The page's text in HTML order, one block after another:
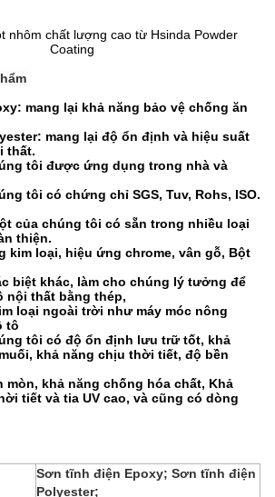
nhôm chất lượng cao từ Hsinda Powder
Coating
mang lại khả năng bảo vệ chống ăn
mang lại độ ổn định và hiệu suất
thất.
tôi được ứng dụng trong nhà và
tôi có chứng chỉ SGS, Tuv, Rohs, ISO.
của chúng tôi có sẵn trong nhiều loại
thiện.
kim loại, hiệu ứng chrome, vân gỗ, Bột
biệt khác, làm cho chúng lý tưởng để
nội thất bằng thép,
loại ngoài trời như máy móc nông
tô
tôi có độ ổn định lưu trữ tốt, khả
khả năng chịu thời tiết, độ bền
mòn, khả năng chống hóa chất, Khả
tiết và tia UV cao, và cũng có dòng
Sơn tĩnh điện Epoxy; Sơn tĩnh điện
Polyester;